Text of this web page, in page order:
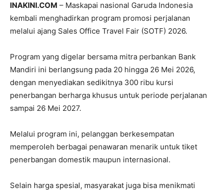
INAKINI.COM – Maskapai nasional Garuda Indonesia
kembali menghadirkan program promosi perjalanan
melalui ajang Sales Office Travel Fair (SOTF) 2026.
Program yang digelar bersama mitra perbankan Bank
Mandiri ini berlangsung pada 20 hingga 26 Mei 2026,
dengan menyediakan sedikitnya 300 ribu kursi
penerbangan berharga khusus untuk periode perjalanan
sampai 26 Mei 2027.
Melalui program ini, pelanggan berkesempatan
memperoleh berbagai penawaran menarik untuk tiket
penerbangan domestik maupun internasional.
Selain harga spesial, masyarakat juga bisa menikmati